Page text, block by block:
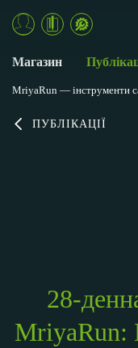
ПУБЛІКАЦІЇ
28-
MriyaRun:
Магазин
MriyaRun — інструменти